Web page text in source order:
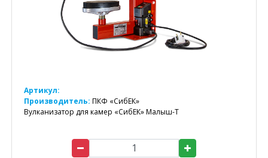
Артикул:
Производитель: ПКФ «СибЕК»
Вулканизатор для камер «СибЕК» Малыш-Т